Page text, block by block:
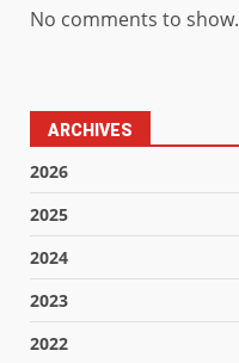
No comments to show.
ARCHIVES
2026
2025
2024
2023
2022